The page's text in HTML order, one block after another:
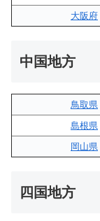
大阪府
中国地方
鳥取県
島根県
岡山県
四国地方